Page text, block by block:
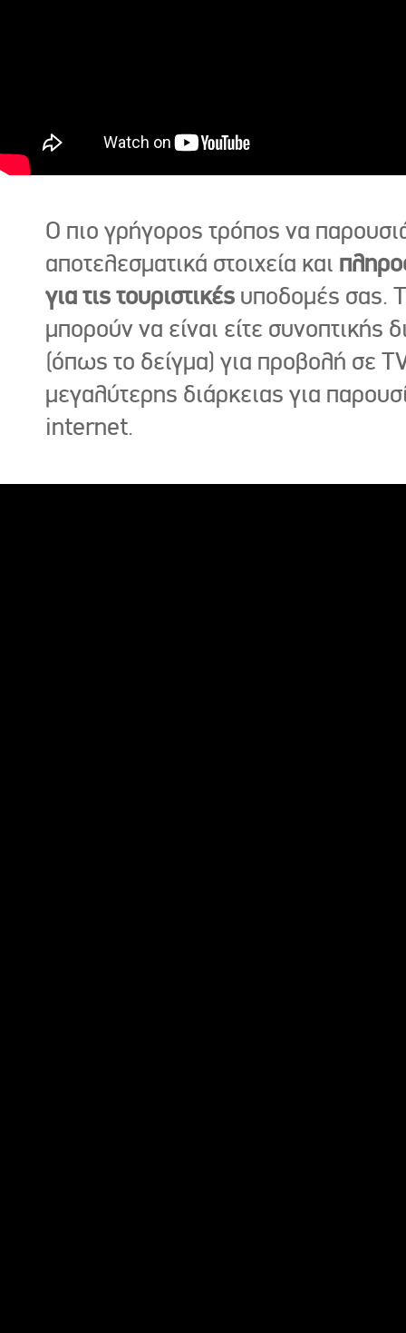
Ο πιο γρήγορος τρόπος να
αποτελεσματικά στοιχεία και
για τις τουριστικές υποδομές σας.
μπορούν να είναι είτε συνοπτικής
(όπως το δείγμα) για προβολή σε
μεγαλύτερης διάρκειας για
internet.